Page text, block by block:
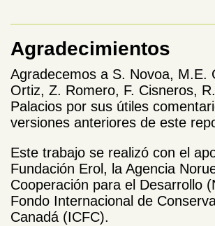
Agradecimientos
Agradecemos a S. Novoa, M.E.
Ortiz, Z. Romero, F. Cisneros,
Palacios por sus útiles
versiones anteriores de este
Este trabajo se realizó con el
Fundación Erol, la Agencia
Cooperación para el Desarrollo
Fondo Internacional de
Canadá (ICFC).